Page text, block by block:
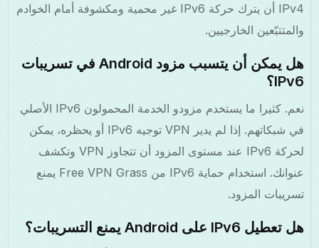
IPv4 أن يترك حركة IPv6 غير محمية ومكشوفة أمام الخوادم
والمتتبّعين الخارجيين.
هل يمكن أن يتسبب مزود Android في تسريبات
IPv6؟
نعم. كثيرا ما يستخدم مزودو الخدمة المحمولون IPv6 الأصلي
في شبكاتهم. إذا لم يدير VPN توجيه IPv6 أو يحظره، يمكن
لحركة IPv6 عند مستوى المزود أن تتجاوز VPN وتكشف
عنوانك. استخدام حماية IPv6 من Free VPN Grass يمنع
تسريبات المزود.
هل تعطيل IPv6 على Android يمنع التسريبات؟